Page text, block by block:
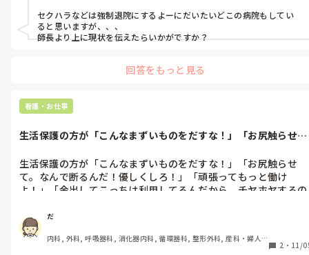
師長がなにもしてくれないので他のスタッフがその人の点滴や処
置などは全てしてくれます。
そもそもセクハラをされていた、その後セクハラを拒否したら無
その生活保護の人は「金払ってるんだから」を繰り返し言いま
す。
もやもやします。
セクハラなどは強制退院にするよーにだいたいどこの病院もしてい
ると思いますが、、、
師長より上に現状を伝えたらいかがですか？
回答をもっと見る
看護・お仕事
生活保護の方が「こんなまずいものをだすな！」「お尻触らせ
生活保護の方が「こんなまずいものをだすな！」「お尻触らせ
て。なんで断るんだ！優しくしろ！」「頑張ってもっと働け
よ！」「金出してこっちは利用してるんだから、チヤホヤするの
と、怖いです。
だ
内科, 外科, 呼吸器科, 消化器内科, 循環器科, 整形外科, 産科・婦人
2 ・ 11/